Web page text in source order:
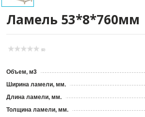
Ламель 53*8*760мм
(0)
Объем, м3
Ширина ламели, мм.
Длина ламели, мм.
Толщина ламели, мм.